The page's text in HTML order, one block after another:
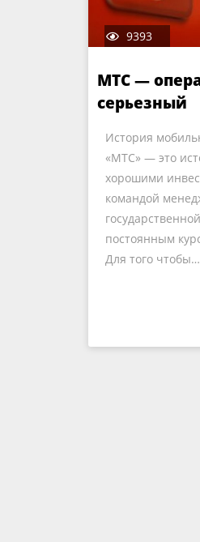
9393
МТС —
серьезный
История
«МТС» — это
хорошими
командой
постоянным
Для того чтобы…